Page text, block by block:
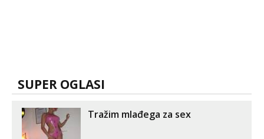
SUPER OGLASI
Tražim mlađega za sex